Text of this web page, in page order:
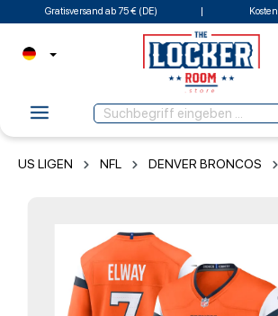
Gratisversand ab 75 € (DE)
US LIGEN NFL DENVER BRONCOS